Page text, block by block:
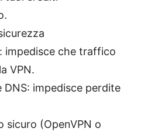
impedisce che traffico
VPN.
impedisce perdite
sicuro (OpenVPN o